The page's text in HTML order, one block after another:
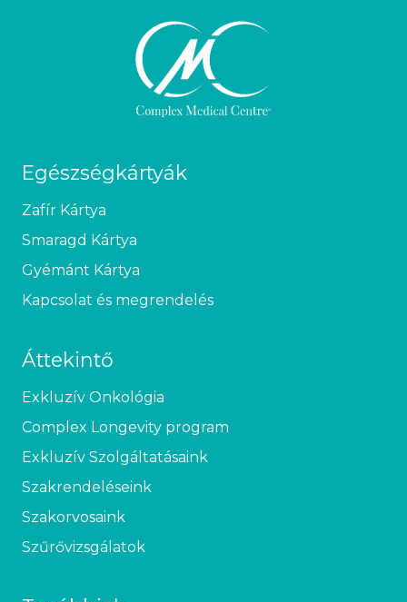
Egészségkártyák
Zafír Kártya
Smaragd Kártya
Gyémánt Kártya
Kapcsolat és megrendelés
Áttekintő
Exkluzív Onkológia
Complex Longevity program
Exkluzív Szolgáltatásaink
Szakrendeléseink
Szakorvosaink
Szűrővizsgálatok